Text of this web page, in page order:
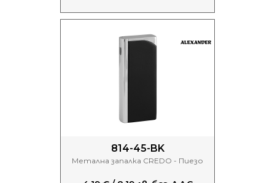
814-45-BK
Метална запалка CREDO - Пиезо